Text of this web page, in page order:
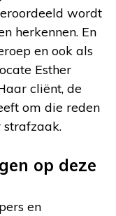
wordt
herkennen. En
en ook als
Esther
cliënt, de
om die reden
op deze
en